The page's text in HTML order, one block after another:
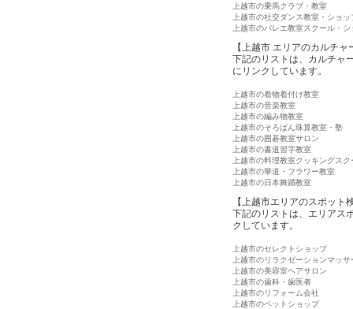
上越市の乗馬クラブ・教室
上越市の社交ダンス教室・ショッ
上越市のバレエ教室スクール・シ
【上越市 エリアのカルチ
下記のリストは、カルチャ
にリンクしています。
上越市の着物着付け教室
上越市の音楽教室
上越市の編み物教室
上越市のそろばん珠算教室・塾
上越市の囲碁教室サロン
上越市の書道習字教室
上越市の料理教室クッキングスク
上越市の華道・フラワー教室
上越市の日本舞踊教室
【上越市エリアのスポット
下記のリストは、エリアス
クしています。
上越市のセレクトショップ
上越市のリラクゼーションマッサ
上越市の美容室ヘアサロン
上越市の歯科・歯医者
上越市のリフォーム会社
上越市のペットショップ